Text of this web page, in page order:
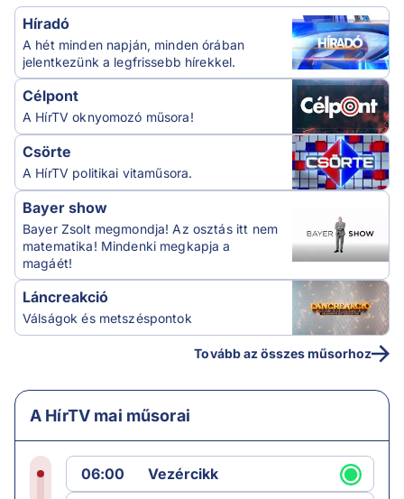
Híradó
A hét minden napján, minden órában
jelentkezünk a legfrissebb hírekkel.
Célpont
A HírTV oknyomozó műsora!
Csörte
A HírTV politikai vitaműsora.
Bayer show
Bayer Zsolt megmondja! Az osztás itt nem
matematika! Mindenki megkapja a
magáét!
Láncreakció
Válságok és metszéspontok
Tovább az összes műsorhoz
A HírTV mai műsorai
06:00
Vezércikk